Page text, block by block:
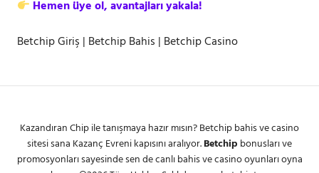
Hemen üye ol, avantajları yakala!
Betchip Giriş | Betchip Bahis | Betchip Casino
Kazandıran Chip ile tanışmaya hazır mısın? Betchip bahis ve casino
sitesi sana Kazanç Evreni kapısını aralıyor.Betchip bonusları ve
promosyonları sayesinde sen de canlı bahis ve casino oyunları oyna